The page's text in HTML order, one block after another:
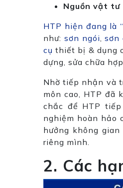
Nguồn vật tư
HTP hiện đang là
như: sơn ngói ,sơn
cụ thiết bị & dụng
dựng, sửa chữa
Nhờ tiếp nhận và
môn cao, HTP đã
chắc để HTP
nghiệm hoàn hảo
hưởng không
riêng mình.
2. Các